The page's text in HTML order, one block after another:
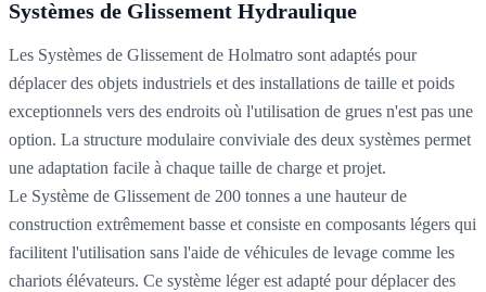
Systèmes de Glissement Hydraulique
Les Systèmes de Glissement de Holmatro sont adaptés pour
déplacer des objets industriels et des installations de taille et poids
exceptionnels vers des endroits où l'utilisation de grues n'est pas une
option. La structure modulaire conviviale des deux systèmes permet
une adaptation facile à chaque taille de charge et projet.
Le Système de Glissement de 200 tonnes a une hauteur de
construction extrêmement basse et consiste en composants légers qui
facilitent l'utilisation sans l'aide de véhicules de levage comme les
chariots élévateurs. Ce système léger est adapté pour déplacer des